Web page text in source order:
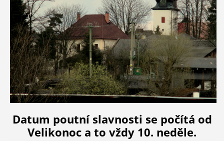
Datum poutní slavnosti se počítá od
Velikonoc a to vždy 10. neděle.